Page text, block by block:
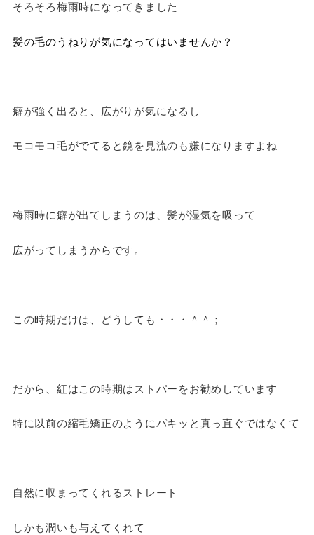
そろそろ梅雨時になってきました
髪の毛のうねりが気になってはいませんか？
癖が強く出ると、広がりが気になるし
モコモコ毛がでてると鏡を見流のも嫌になりますよね
梅雨時に癖が出てしまうのは、髪が湿気を吸って
広がってしまうからです。
この時期だけは、どうしても・・・＾＾；
だから、紅はこの時期はストパーをお勧めしています
特に以前の縮毛矯正のようにパキッと真っ直ぐではなくて
自然に収まってくれるストレート
しかも潤いも与えてくれて